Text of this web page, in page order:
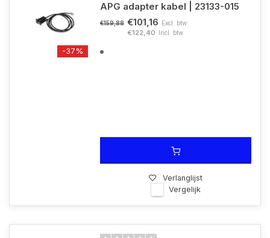
-37%
APG adapter kabel | 23133-015
€159,88 €101,16 Excl. btw
€122,40 Incl. btw
Verlanglijst
Vergelijk